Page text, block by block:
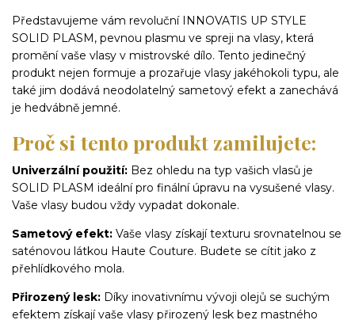
Představujeme vám revoluční INNOVATIS UP STYLE
SOLID PLASM, pevnou plasmu ve spreji na vlasy, která
promění vaše vlasy v mistrovské dílo. Tento jedinečný
produkt nejen formuje a prozařuje vlasy jakéhokoli typu, ale
také jim dodává neodolatelný sametový efekt a zanechává
je hedvábně jemné.
Proč si tento produkt zamilujete:
Univerzální použití: Bez ohledu na typ vašich vlasů je
SOLID PLASM ideální pro finální úpravu na vysušené vlasy.
Vaše vlasy budou vždy vypadat dokonale.
Sametový efekt: Vaše vlasy získají texturu srovnatelnou se
saténovou látkou Haute Couture. Budete se cítit jako z
přehlídkového mola.
Přirozený lesk: Díky inovativnímu vývoji olejů se suchým
efektem získají vaše vlasy přirozený lesk bez mastného